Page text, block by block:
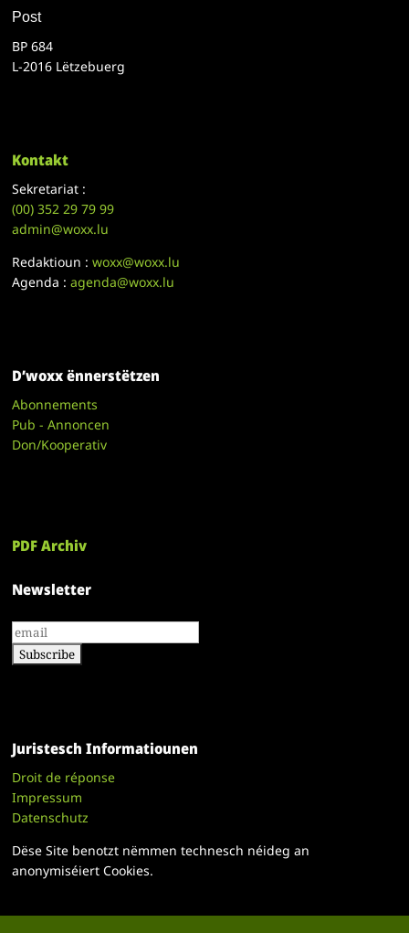
Post
BP 684
L-2016 Lëtzebuerg
Kontakt
Sekretariat :
(00)352 29 79 99
admin@woxx.lu
Redaktioun :woxx@woxx.lu
Agenda :agenda@woxx.lu
D’woxx ënnerstëtzen
Abonnements
Pub - Annoncen
Don/Kooperativ
PDF Archiv
Newsletter
Juristesch Informatiounen
Droit de réponse
Impressum
Datenschutz
Dëse Site benotzt nëmmen technesch néideg an
anonymiséiert Cookies.